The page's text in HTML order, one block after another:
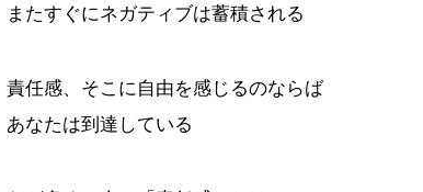
またすぐにネガティブは蓄積される
責任感、そこに自由を感じるのならば
あなたは到達している